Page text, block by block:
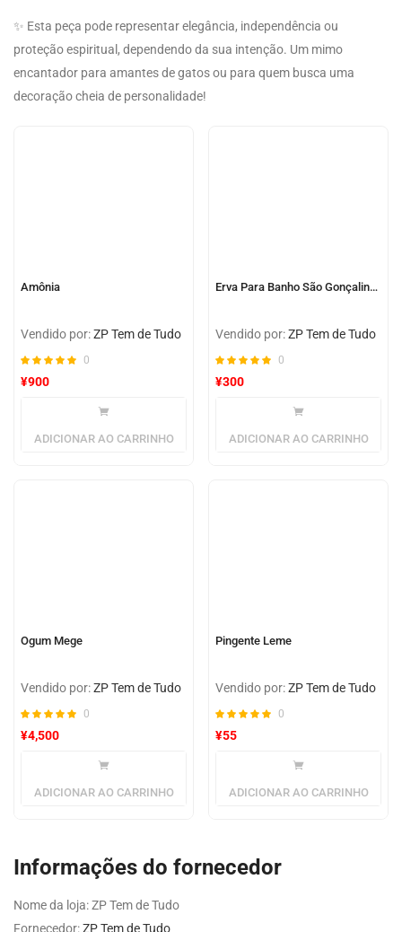
✨ Esta peça pode representar elegância, independência ou
proteção espiritual, dependendo da sua intenção. Um mimo
encantador para amantes de gatos ou para quem busca uma
decoração cheia de personalidade!
Amônia
Vendido por:ZP Tem de Tudo
0
¥900
ADICIONAR AO CARRINHO
Erva Para Banho São Gonçalinho
Vendido por:ZP Tem de Tudo
0
¥300
ADICIONAR AO CARRINHO
Ogum Mege
Vendido por:ZP Tem de Tudo
0
¥4,500
ADICIONAR AO CARRINHO
Pingente Leme
Vendido por:ZP Tem de Tudo
0
¥55
ADICIONAR AO CARRINHO
Informações do fornecedor
Nome da loja:ZP Tem de Tudo
Fornecedor:ZP Tem de Tudo